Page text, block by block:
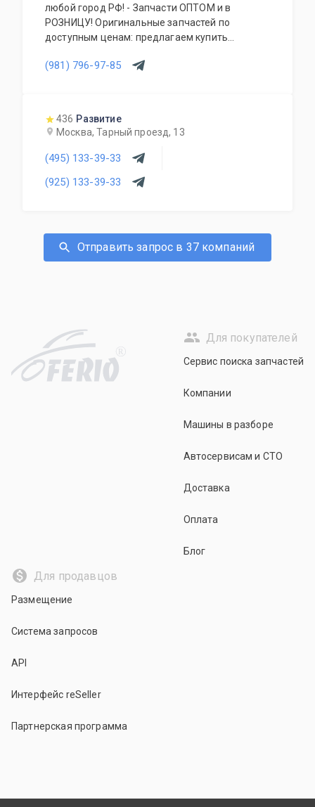
любой город РФ! - Запчасти ОПТОМ и в
РОЗНИЦУ! Оригинальные запчастей по
доступным ценам: предлагаем купить
фонари, подвеску, крылья передние и задние,
привода, подрамники, рулевые рейки и др,
(981) 796-97-85
436 Развитие
Москва, Тарный проезд, 13
(495) 133-39-33
(925) 133-39-33
Отправить запрос в 37 компаний
R
Для покупателей
Сервис поиска запчастей
Компании
Машины в разборе
Автосервисам и СТО
Доставка
Оплата
Блог
Для продавцов
Размещение
Система запросов
API
Интерфейс reSeller
Партнерская программа